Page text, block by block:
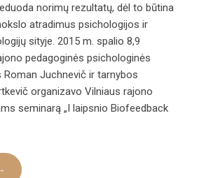
norimų rezultatų, dėl to būtina
atradimus psichologijos ir
sityje. 2015 m. spalio 8,9
pedagoginės psichologinės
Juchnevič ir tarnybos
organizavo Vilniaus rajono
seminarą „I laipsnio Biofeedback